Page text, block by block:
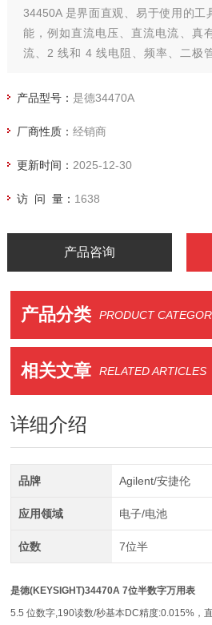
34450A 是界面直观、易于使用的工
能，例如直流电压、直流电流、真
流、2 线和 4 线电阻、频率、二极
据，使您的日常工作变得更轻松。
单的数据分析。超
产品型号： 是德34470A
厂商性质： 经销商
更新时间： 2025-12-30
访 问 量： 1638
产品咨询
产品分类 PRODUCT
相关文章 RELATED ARTICLES
详细介绍
品牌 Agilent/安捷伦
应用领域 电子/电池
位数 7位半
是徳(KEYSIGHT)34470A 7位半数字万用表
5.5位数字,190读数/秒基本DC精度:0.015% ，